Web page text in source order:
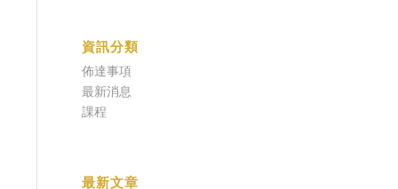
資訊分類
佈達事項
最新消息
課程
最新文章